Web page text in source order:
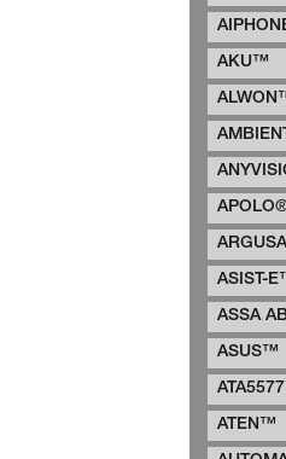
AKU™
ASIST-
ASSA
ASUS™
ATEN™